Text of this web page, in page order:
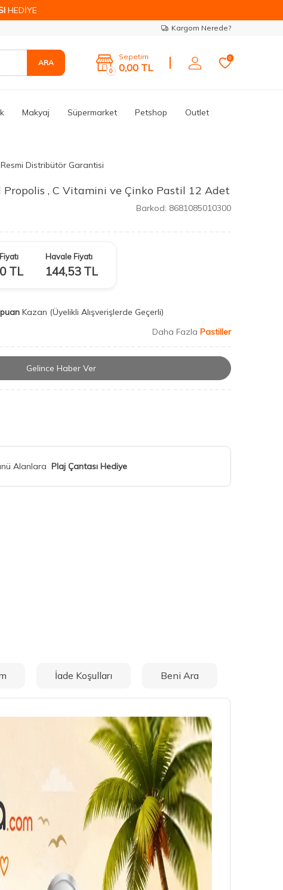
HEDİYE
Kargom Nerede?
ARA
0
Sepetim
0,00 TL
0
Makyaj Süpermarket Petshop Outlet
Resmi Distribütör Garantisi
Propolis , C Vitamini ve Çinko Pastil 12 Adet
Barkod: 8681085010300
TL
Havale Fiyatı
144,53TL
Kazan (Üyelikli Alışverişlerde Geçerli)
Daha Fazla Pastiller
Gelince Haber Ver
Alanlara Plaj Çantası Hediye
İade Koşulları Beni Ara